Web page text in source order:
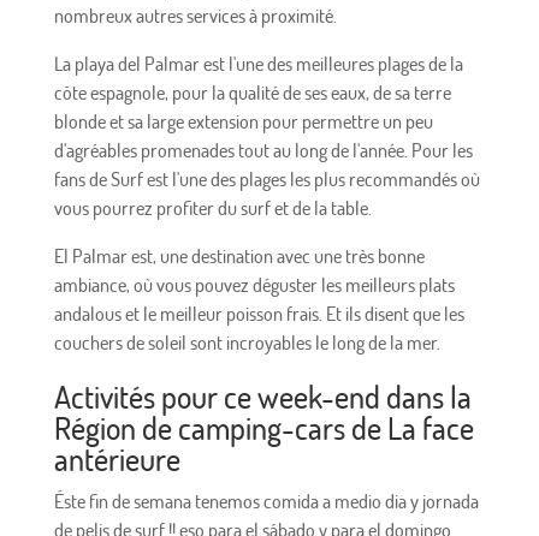
nombreux autres services à proximité.
La playa del Palmar est l'une des meilleures plages de la
côte espagnole, pour la qualité de ses eaux, de sa terre
blonde et sa large extension pour permettre un peu
d'agréables promenades tout au long de l'année. Pour les
fans de Surf est l'une des plages les plus recommandés où
vous pourrez profiter du surf et de la table.
El Palmar est, une destination avec une très bonne
ambiance, où vous pouvez déguster les meilleurs plats
andalous et le meilleur poisson frais. Et ils disent que les
couchers de soleil sont incroyables le long de la mer.
Activités pour ce week-end dans la
Région de camping-cars de La face
antérieure
Éste fin de semana tenemos comida a medio dia y jornada
de pelis de surf !! eso para el sábado y para el domingo